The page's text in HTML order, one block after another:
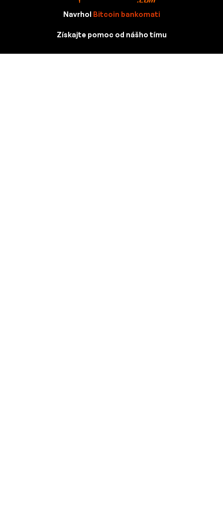
Navrhol Bitcoin bankomati
Získajte pomoc od nášho tímu